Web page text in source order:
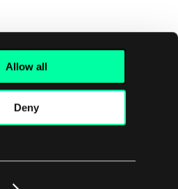
Allow all
Deny